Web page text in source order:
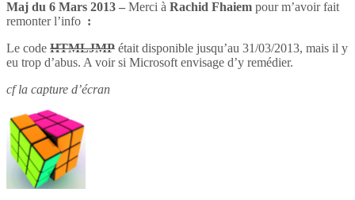
Maj du 6 Mars 2013 – Merci à Rachid Fhaiem pour m’avoir fait
remonter l’info :
Le code HTMLJMP était disponible jusqu’au 31/03/2013, mais il y
eu trop d’abus. A voir si Microsoft envisage d’y remédier.
cf la capture d’écran